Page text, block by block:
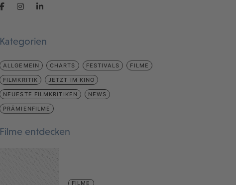
Kategorien
ALLGEMEIN CHARTS FESTIVALS FILME
FILMKRITIK JETZT IM KINO
NEUESTE FILMKRITIKEN NEWS
PRÄMIENFILME
Filme entdecken
FILME